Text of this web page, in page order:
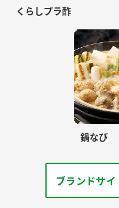
くらしプラ酢
鍋なび
ブランドサイ